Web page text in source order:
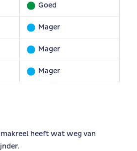
Goed
Mager
Mager
Mager
makreel heeft wat weg van